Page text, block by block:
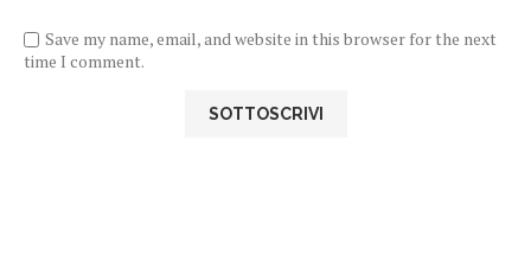
Save my name, email, and website in this browser for the next
time I comment.